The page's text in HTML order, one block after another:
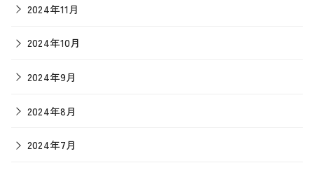
2024年11月
2024年10月
2024年9月
2024年8月
2024年7月